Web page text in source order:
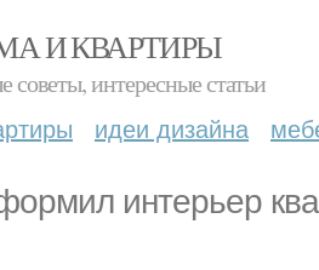
И КВАРТИРЫ
советы, интересные статьи
идеи дизайна
интерьер